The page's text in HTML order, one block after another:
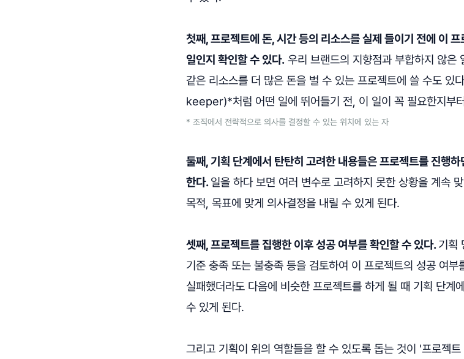
첫째, 프로젝트에 돈, 시간 등의 리소스를 실제 들이기 전에 이
일인지 확인할 수 있다. 우리 브랜드의 지향점과 부합하지 않은
같은 리소스를 더 많은 돈을 벌 수 있는 프로젝트에 쓸 수도 있
keeper)*처럼 어떤 일에 뛰어들기 전, 이 일이 꼭 필요한지부
* 조직에서 전략적으로 의사를 결정할 수 있는 위치에 있는 자
둘째, 기획 단계에서 탄탄히 고려한 내용들은 프로젝트를 진행
한다.일을 하다 보면 여러 변수로 고려하지 못한 상황을 계속
목적, 목표에 맞게 의사결정을 내릴 수 있게 된다.
셋째, 프로젝트를 집행한 이후 성공 여부를 확인할 수 있다.기획
기준 충족 또는 불충족 등을 검토하여 이 프로젝트의 성공 여
실패했더라도 다음에 비슷한 프로젝트를 하게 될 때 기획 단계
수 있게 된다.
그리고 기획이 위의 역할들을 할 수 있도록 돕는 것이 '프로젝